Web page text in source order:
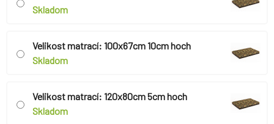
Skladom
Velikost matrací: 100x67cm 10cm hoch
Skladom
Velikost matrací: 120x80cm 5cm hoch
Skladom